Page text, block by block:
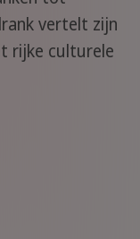
vertelt zijn
rijke culturele